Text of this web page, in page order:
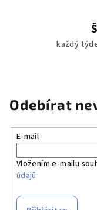
každý
Odebírat
E-mail
Vložením e-mailu
údajů